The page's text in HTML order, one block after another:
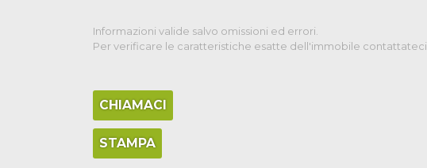
Informazioni valide salvo omissioni ed errori.
Per verificare le caratteristiche esatte dell'immobile contattateci.
CHIAMACI
STAMPA